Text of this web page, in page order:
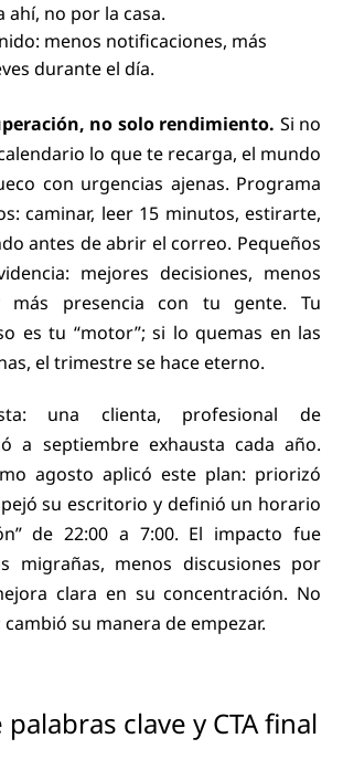
ahí, no por la casa.
menos notificaciones, más
durante el día.
no solo rendimiento. Si no
lo que te recarga, el mundo
con urgencias ajenas. Programa
caminar, leer 15 minutos, estirarte,
antes de abrir el correo. Pequeños
mejores decisiones, menos
más presencia con tu gente. Tu
es tu “motor”; si lo quemas en las
el trimestre se hace eterno.
una clienta, profesional de
a septiembre exhausta cada año.
agosto aplicó este plan: priorizó
su escritorio y definió un horario
de 22:00 a 7:00. El impacto fue
migrañas, menos discusiones por
clara en su concentración. No
su manera de empezar.
clave y CTA final